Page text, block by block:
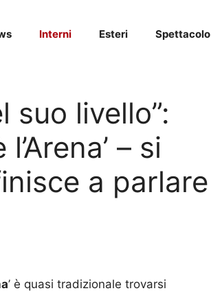
Interni Esteri Spettacolo
suo livello”:
– si
a parlare
’ è quasi tradizionale trovarsi